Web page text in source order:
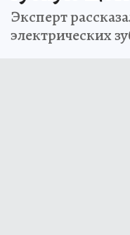
Эксперт
электрических